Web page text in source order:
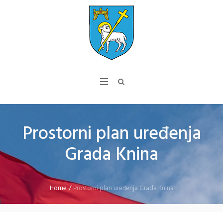
Prostorni plan uređenja
Grada Knina
Home /Prostorni plan uređenja Grada Knina